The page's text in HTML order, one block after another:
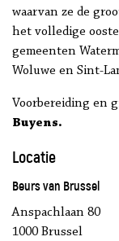
waarvan ze de
het volledige
gemeenten
Woluwe en Sint-
Voorbereiding en
Buyens.
Locatie
Beurs van Brussel
Anspachlaan 80
1000 Brussel